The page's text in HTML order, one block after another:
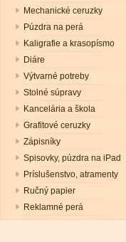
Mechanické ceruzky
Púzdra na perá
Kaligrafie a krasopísmo
Diáre
Výtvarné potreby
Stolné súpravy
Kancelária a škola
Grafitové ceruzky
Zápisníky
Spisovky, púzdra na iPad
Príslušenstvo, atramenty
Ručný papier
Reklamné perá